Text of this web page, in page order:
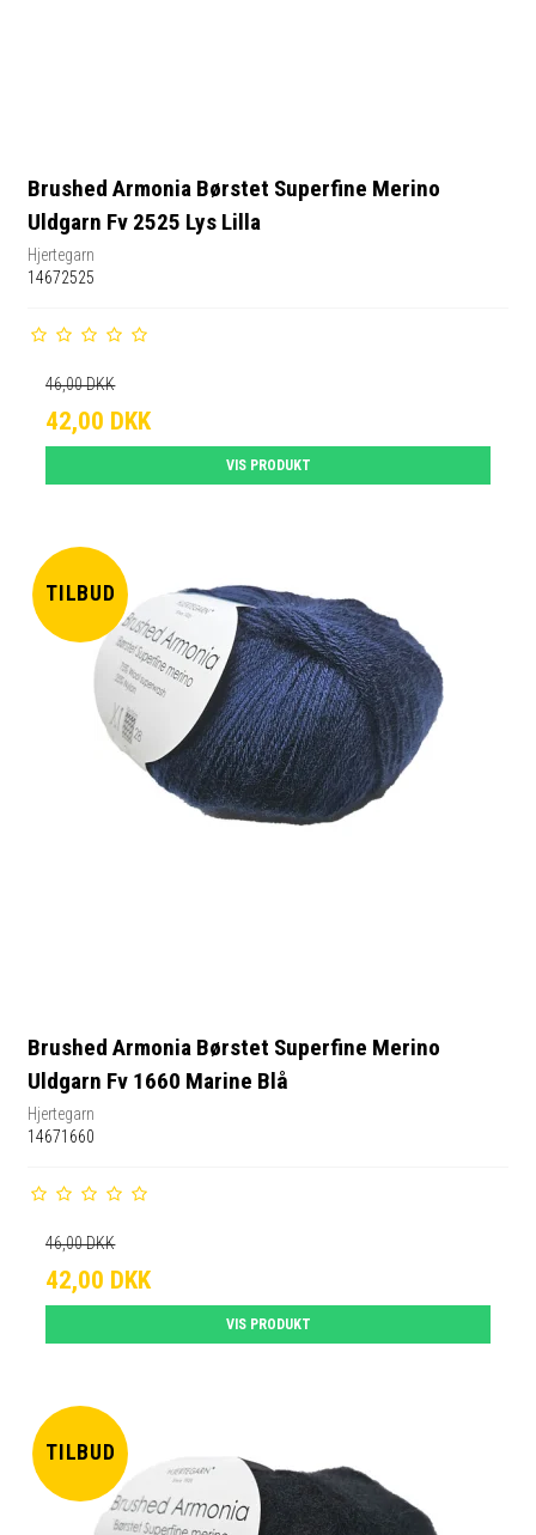
Brushed Armonia Børstet Superfine Merino
Uldgarn Fv 2525 Lys Lilla
Hjertegarn
14672525
46,00 DKK
42,00 DKK
VIS PRODUKT
TILBUD
Brushed Armonia Børstet Superfine Merino
Uldgarn Fv 1660 Marine Blå
Hjertegarn
14671660
46,00 DKK
42,00 DKK
VIS PRODUKT
TILBUD